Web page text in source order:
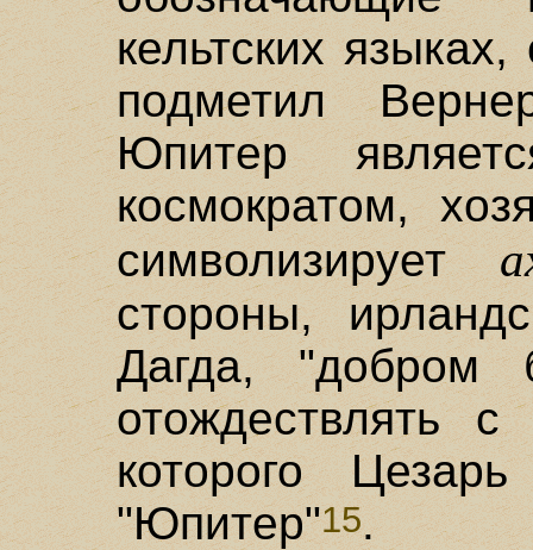
кельтских
подметил
Юпитер
космократом,
символизирует
стороны,
Дагда, "добром
отождествлять
которого
"Юпитер"15.